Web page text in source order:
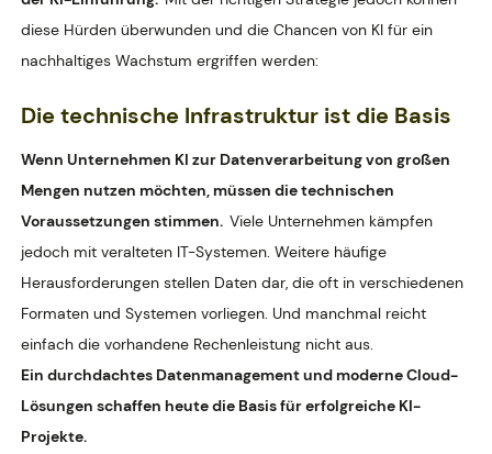
diese Hürden überwunden und die Chancen von KI für ein
nachhaltiges Wachstum ergriffen werden:
Die technische Infrastruktur ist die Basis
Wenn Unternehmen KI zur Datenverarbeitung von großen
Mengen nutzen möchten, müssen die technischen
Voraussetzungen stimmen. Viele Unternehmen kämpfen
jedoch mit veralteten IT-Systemen. Weitere häufige
Herausforderungen stellen Daten dar, die oft in verschiedenen
Formaten und Systemen vorliegen. Und manchmal reicht
einfach die vorhandene Rechenleistung nicht aus.
Ein durchdachtes Datenmanagement und moderne Cloud-
Lösungen schaffen heute die Basis für erfolgreiche KI-
Projekte.